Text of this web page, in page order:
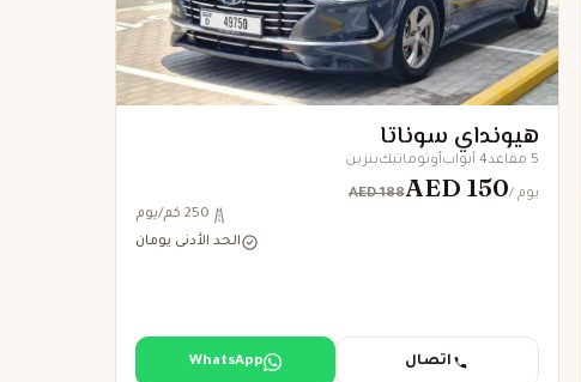
هيونداي سوناتا
5 مقاعد 4 أبواب أوتوماتيكبنزين
AED 188AED 150 / يوم
250 كم/يوم
الحد الأدنى يومان
اتصال WhatsApp